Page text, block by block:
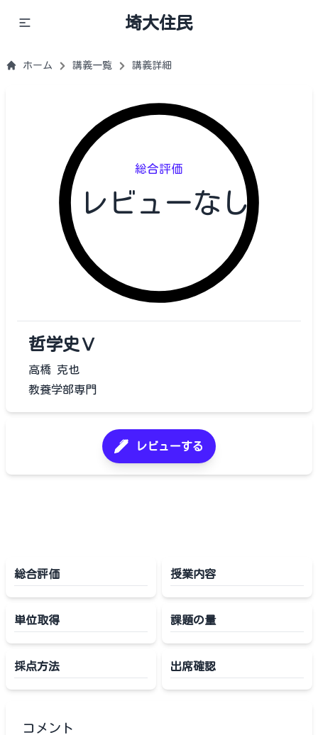
埼大住民
ホーム 講義一覧 講義詳細
総合評価
レビューなし
哲学史Ⅴ
高橋 克也
教養学部専門
レビューする
総合評価 授業内容
単位取得 課題の量
採点方法 出席確認
コメント